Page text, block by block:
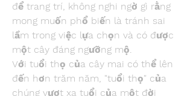
để trang trí, không nghi ngờ gì rằng
mong muốn phổ biến là tránh sai
lầm trong việc lựa chọn và có được
một cây đáng ngưỡng mộ.
Với tuổi thọ của cây mai có thể lên
đến hơn trăm năm, "tuổi thọ" của
chúng vượt xa tuổi của một đời